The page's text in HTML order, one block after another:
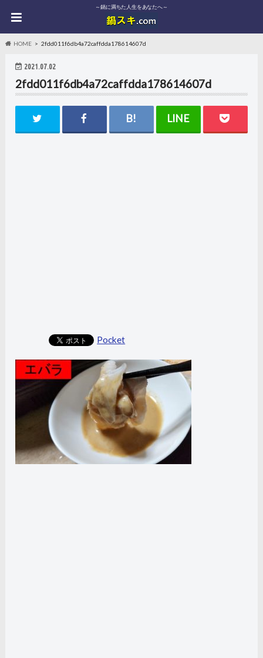
～鍋に満ちた人生をあなたへ～
HOME 2fdd011f6db4a72caffdda178614607d
2021.07.02
2fdd011f6db4a72caffdda178614607d
Pocket